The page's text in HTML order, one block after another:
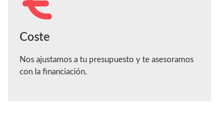
Coste
Nos ajustamos a tu presupuesto y te asesoramos
con la financiación.